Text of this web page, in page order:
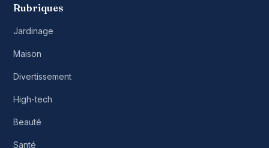
Rubriques
Jardinage
Maison
Divertissement
High-tech
Beauté
Santé